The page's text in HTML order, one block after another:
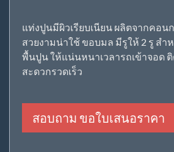
แท่งปูนมีผิวเรียบเนียน ผลิตจากคอ
สวยงามน่าใช้ ขอบมล มีรูให้ 2 รู สำ
พื้นปูน ให้แน่นหนาเวลารถเข้าจอด ติ
สะดวกรวดเร็ว
สอบถาม ขอใบเสนอราคา